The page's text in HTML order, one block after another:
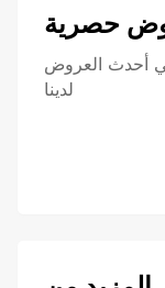
حصرية
أحدث العروض
لدينا